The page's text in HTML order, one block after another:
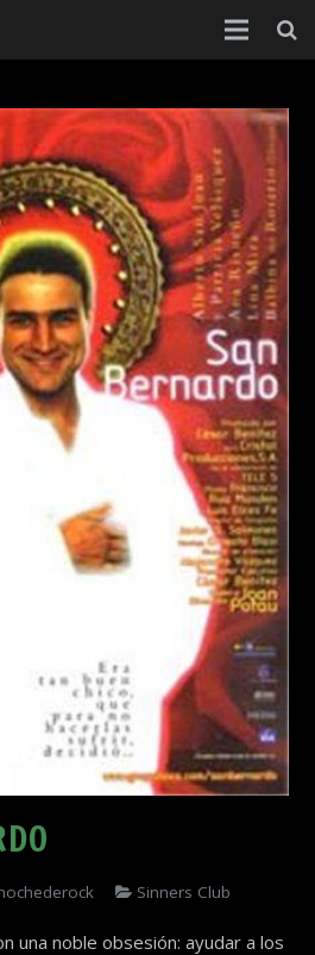
Sinners Club
una noble obsesión: ayudar a los